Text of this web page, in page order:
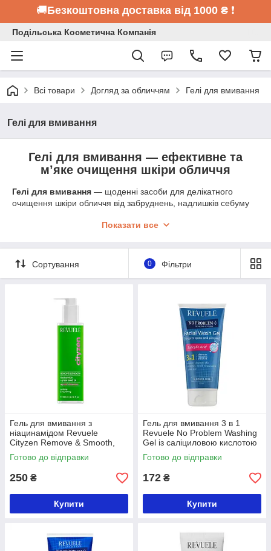
🚚Безкоштовна доставка від 1000 ₴ ❗
Подільська Косметична Компанія
Всі товари Догляд за обличчям Гелі для вмивання
Гелі для вмивання
Гелі для вмивання — ефективне та
мʼяке очищення шкіри обличчя
Гелі для вмивання — щоденні засоби для делікатного
очищення шкіри обличчя від забруднень, надлишків себуму
й комфорт шкіри без пересушування.Гелі для вмивання
використання.
Показати все
Сортування 0 Фільтри
Гель для вмивання з
ніацинамідом Revuele
Cityzen Remove & Smooth,
200 мл
Готово до відправки
250 ₴
Купити
Гель для вмивання 3 в 1
Revuele No Problem Washing
Gel із саліциловою кислотою
200 мл
Готово до відправки
172 ₴
Купити